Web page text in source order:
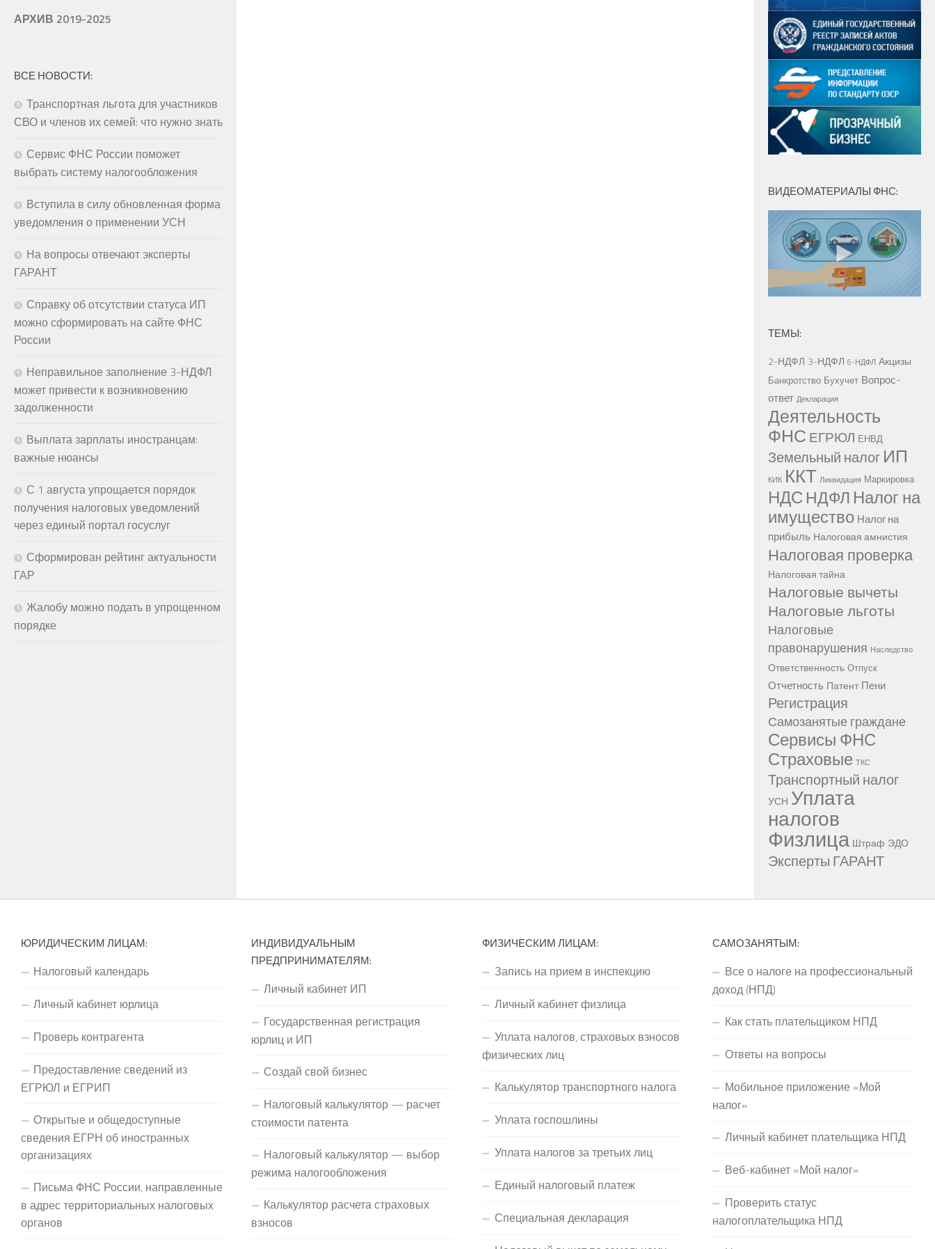
АРХИВ 2019-2025
ВСЕ НОВОСТИ:
Транспортная льгота для участников
СВО и членов их семей: что нужно знать
Сервис ФНС России поможет
выбрать систему налогообложения
Вступила в силу обновленная форма
уведомления о применении УСН
На вопросы отвечают эксперты
ГАРАНТ
Справку об отсутствии статуса ИП
можно сформировать на сайте ФНС
России
Неправильное заполнение 3-НДФЛ
может привести к возникновению
задолженности
Выплата зарплаты иностранцам:
важные нюансы
С 1 августа упрощается порядок
получения налоговых уведомлений
через единый портал госуслуг
Сформирован рейтинг актуальности
ГАР
Жалобу можно подать в упрощенном
порядке
ВИДЕОМАТЕРИАЛЫ ФНС:
ТЕМЫ:
2-НДФЛ 3-НДФЛ 6-НДФЛ Акцизы
Банкротство Бухучет Вопрос-
ответ Декларация
Деятельность
ФНС ЕГРЮЛ ЕНВД
Земельный налог ИП
КИК ККТ Ликвидация Маркировка
НДС НДФЛ Налог на
имущество Налог на
прибыль Налоговая амнистия
Налоговая проверка
Налоговая тайна
Налоговые вычеты
Налоговые льготы
Налоговые
правонарушения Наследство
Ответственность Отпуск
Отчетность Патент Пени
Регистрация
Самозанятые граждане
Сервисы ФНС
Страховые ТКС
Транспортный налог
УСН Уплата
налогов
Физлица Штраф ЭДО
Эксперты ГАРАНТ
ЮРИДИЧЕСКИМ ЛИЦАМ:
Налоговый календарь
Личный кабинет юрлица
Проверь контрагента
Предоставление сведений из
ЕГРЮЛ и ЕГРИП
Открытые и общедоступные
сведения ЕГРН об иностранных
организациях
Письма ФНС России, направленные
в адрес территориальных налоговых
органов
ИНДИВИДУАЛЬНЫМ
ПРЕДПРИНИМАТЕЛЯМ:
Личный кабинет ИП
Государственная регистрация
юрлиц и ИП
Создай свой бизнес
Налоговый калькулятор — расчет
стоимости патента
Налоговый калькулятор — выбор
режима налогообложения
Калькулятор расчета страховых
взносов
ФИЗИЧЕСКИМ ЛИЦАМ:
Запись на прием в инспекцию
Личный кабинет физлица
Уплата налогов, страховых взносов
физических лиц
Калькулятор транспортного налога
Уплата госпошлины
Уплата налогов за третьих лиц
Единый налоговый платеж
Специальная декларация
САМОЗАНЯТЫМ:
Все о налоге на профессиональный
доход (НПД)
Как стать плательщиком НПД
Ответы на вопросы
Мобильное приложение «Мой
налог»
Личный кабинет плательщика НПД
Веб-кабинет «Мой налог»
Проверить статус
налогоплательщика НПД